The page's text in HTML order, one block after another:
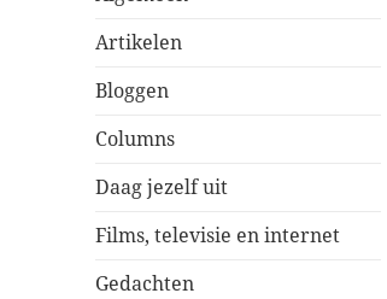
Artikelen
Bloggen
Columns
Daag jezelf uit
Films, televisie en internet
Gedachten